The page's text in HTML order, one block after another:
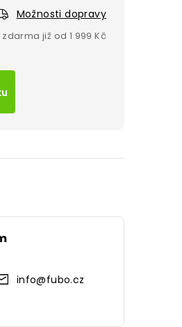
Možnosti dopravy
info@fubo.cz